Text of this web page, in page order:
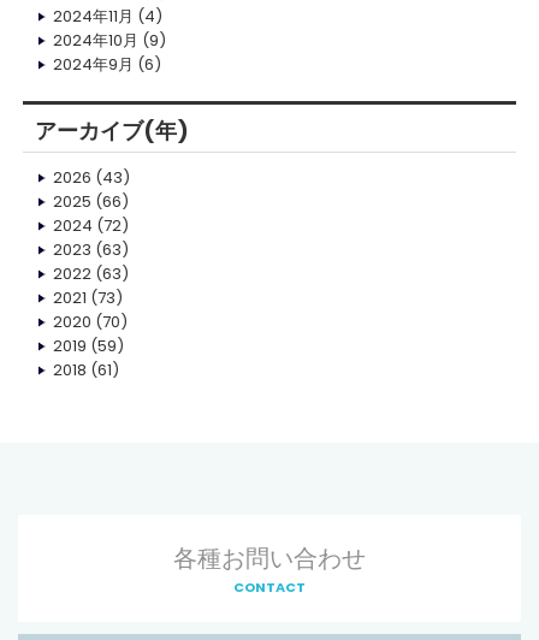
2024年11月 (4)
2024年10月 (9)
2024年9月 (6)
アーカイブ(年)
2026 (43)
2025 (66)
2024 (72)
2023 (63)
2022(63)
2021 (73)
2020 (70)
2019 (59)
2018 (61)
各種お問い合わせ
CONTACT